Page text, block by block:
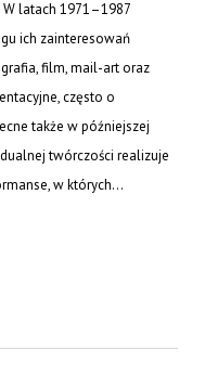
W latach 1971–1987
ich zainteresowań
film, mail-art oraz
często o
także w późniejszej
twórczości realizuje
w których...